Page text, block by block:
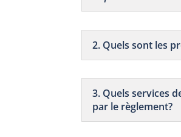
2. Quels sont les
3. Quels services
par le règlement?